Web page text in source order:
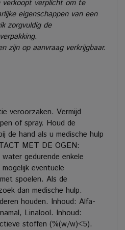
verplicht om te
eigenschappen van een
zorgvuldig de
zijn op aanvraag verkrijgbaar.
veroorzaken. Vermijd
of spray. Houd de
de hand als u medische hulp
MET DE OGEN:
gedurende enkele
eventuele
spoelen. Als de
dan medische hulp.
houden. Inhoud: Alfa-
Linalool. Inhoud:
stoffen (%(w/w)<5).